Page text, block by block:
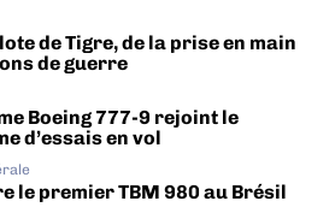
de Tigre, de la prise en main
de guerre
Boeing 777-9 rejoint le
d’essais en vol
le premier TBM 980 au Brésil